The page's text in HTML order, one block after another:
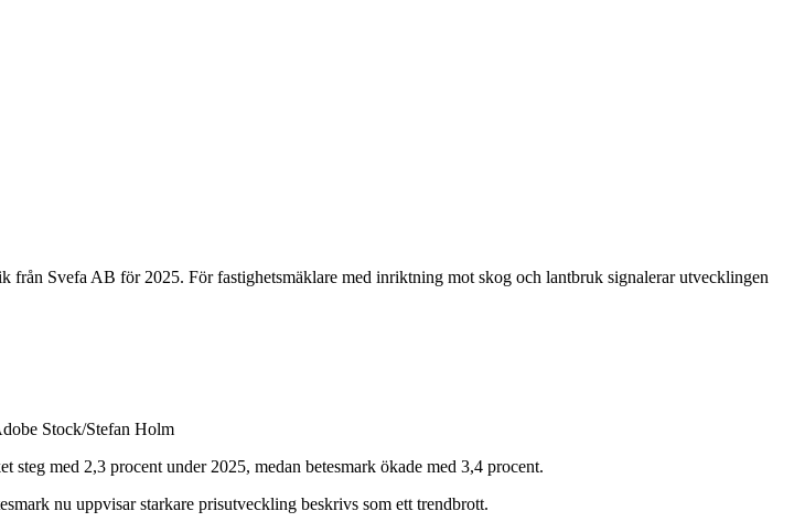
från Svefa AB för 2025. För fastighetsmäklare med inriktning mot skog och lantbruk signalerar utvecklingen
Stock/Stefan Holm
med 2,3 procent under 2025, medan betesmark ökade med 3,4 procent.
nu uppvisar starkare prisutveckling beskrivs som ett trendbrott.